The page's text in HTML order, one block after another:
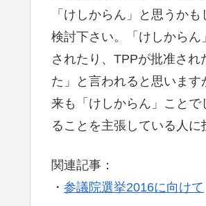
「けしからん」と思うか
検討下さい。「けしから
されたり、TPPが批准さ
た」と言われると思いま
来も「けしからん」ことで
ることを主張している人に
関連記事：
・ 参議院選挙2016に向けて